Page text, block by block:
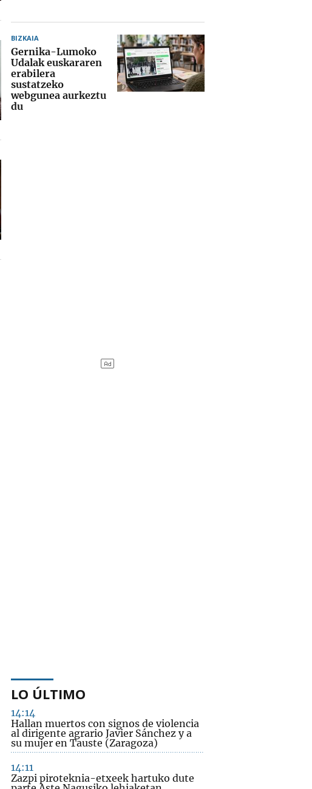
BIZKAIA
Gernika-Lumoko
Udalak euskararen
erabilera
sustatzeko
webgunea aurkeztu
du
LO ÚLTIMO
14:14
Hallan muertos con signos de violencia
al dirigente agrario Javier Sánchez y a
su mujer en Tauste (Zaragoza)
14:11
Zazpi piroteknia-etxeek hartuko dute